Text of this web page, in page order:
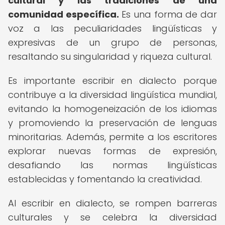
comunidad específica. Es una forma de dar
voz a las peculiaridades lingüísticas y
expresivas de un grupo de personas,
resaltando su singularidad y riqueza cultural.
Es importante escribir en dialecto porque
contribuye a la diversidad lingüística mundial,
evitando la homogeneización de los idiomas
y promoviendo la preservación de lenguas
minoritarias. Además, permite a los escritores
explorar nuevas formas de expresión,
desafiando las normas lingüísticas
establecidas y fomentando la creatividad.
Al escribir en dialecto, se rompen barreras
culturales y se celebra la diversidad